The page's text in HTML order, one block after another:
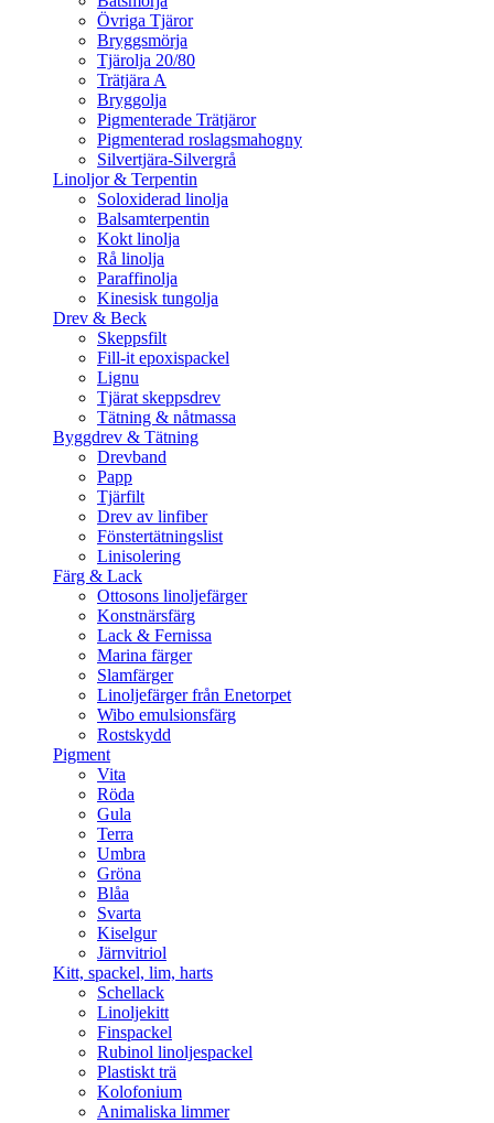
Övriga Tjäror
Bryggsmörja
Tjärolja 20/80
Trätjära A
Bryggolja
Pigmenterade Trätjäror
Pigmenterad roslagsmahogny
Silvertjära-Silvergrå
Linoljor & Terpentin
Soloxiderad linolja
Balsamterpentin
Kokt linolja
Rå linolja
Paraffinolja
Kinesisk tungolja
Drev & Beck
Skeppsfilt
Fill-it epoxispackel
Lignu
Tjärat skeppsdrev
Tätning & nåtmassa
Byggdrev & Tätning
Drevband
Papp
Tjärfilt
Drev av linfiber
Fönstertätningslist
Linisolering
Färg & Lack
Ottosons linoljefärger
Konstnärsfärg
Lack & Fernissa
Marina färger
Slamfärger
Linoljefärger från Enetorpet
Wibo emulsionsfärg
Rostskydd
Pigment
Vita
Röda
Gula
Terra
Umbra
Gröna
Blåa
Svarta
Kiselgur
Järnvitriol
Kitt, spackel, lim, harts
Schellack
Linoljekitt
Finspackel
Rubinol linoljespackel
Plastiskt trä
Kolofonium
Animaliska limmer